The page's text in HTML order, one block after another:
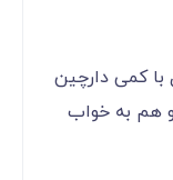
با کمی دارچین
هم به خواب